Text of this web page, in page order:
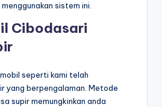
sistem ini.
Cibodasari
seperti kami telah
yang berpengalaman. Metode
supir memungkinkan anda